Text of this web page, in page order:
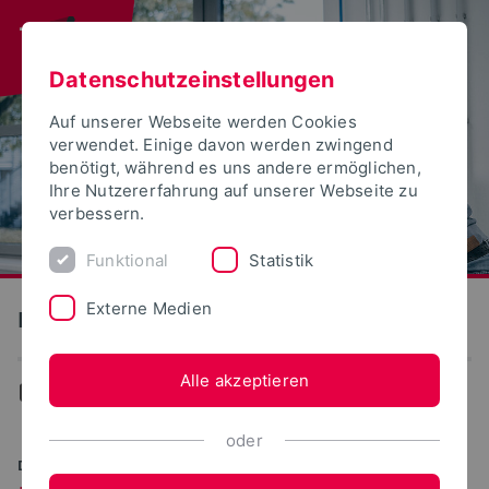
Produktion und Technik
Produktion und Technik
DIGITAL. NACHHALTIG. INNOVATIV.
Datenschutzeinstellungen
Auf unserer Webseite werden Cookies
verwendet. Einige davon werden zwingend
benötigt, während es uns andere ermöglichen,
Ihre Nutzererfahrung auf unserer Webseite zu
verbessern.
Funktional Statistik
Externe Medien
Alle akzeptieren
oder